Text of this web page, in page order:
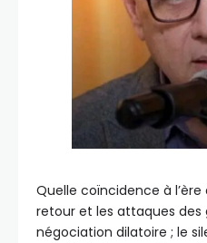
Quelle coïncidence à
retour et les attaques des
négociation dilatoire ; le